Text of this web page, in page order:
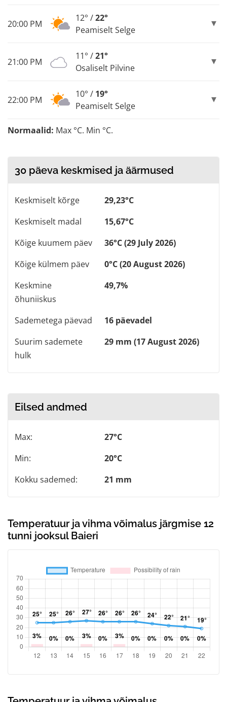
20:00 PM
12° /22°
Peamiselt Selge
21:00 PM
11° /21°
Osaliselt Pilvine
22:00 PM
10° / 19°
Peamiselt Selge
Normaalid: Max °C. Min °C.
30 päeva keskmised ja äärmused
Keskmiselt kõrge
29,23°C
Keskmiselt madal
15,67°C
Kõige kuumem päev
36°C (29 July 2026)
Kõige külmem päev
0°C (20 August 2026)
Keskmine
õhuniiskus
49,7%
Sademetega päevad
16 päevadel
Suurim sademete
hulk
29 mm (17 August 2026)
Eilsed andmed
Max:
27°C
Min:
20°C
Kokku sademed:
21 mm
Temperatuur ja vihma võimalus järgmise 12
tunni jooksul Baieri